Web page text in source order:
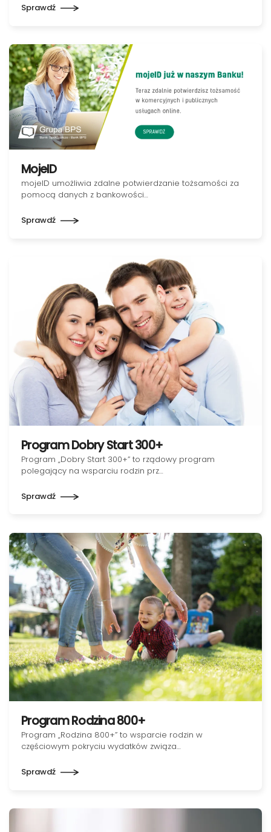
Sprawdź
MojeID
mojeID umożliwia zdalne potwierdzanie tożsamości za
pomocą danych z bankowości…
Sprawdź
Program Dobry Start 300+
Program „Dobry Start 300+” to rządowy program
polegający na wsparciu rodzin prz…
Sprawdź
Program Rodzina 800+
Program „Rodzina 800+” to wsparcie rodzin w
częściowym pokryciu wydatków związa…
Sprawdź